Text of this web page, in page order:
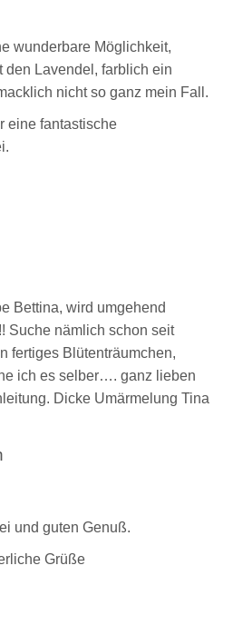
wunderbare Möglichkeit,
den Lavendel, farblich ein
nicht so ganz mein Fall.
eine fantastische
Bettina, wird umgehend
Suche nämlich schon seit
fertiges Blütenträumchen,
ich es selber…. ganz lieben
Dicke Umärmelung Tina
und guten Genuß.
Grüße